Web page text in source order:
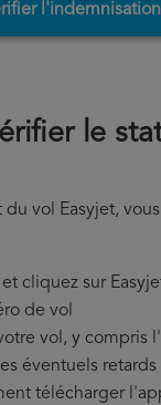
l'indemnisation
le
du vol Easyjet,
cliquez sur
de vol
vol, y compris
éventuels retards
télécharger